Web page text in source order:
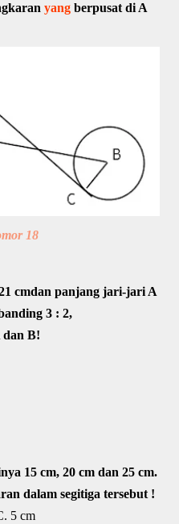
yang berpusat di A
18
cmdan panjang jari-jari A
3 : 2,
B!
15 cm, 20 cm dan 25 cm.
dalam segitiga tersebut !